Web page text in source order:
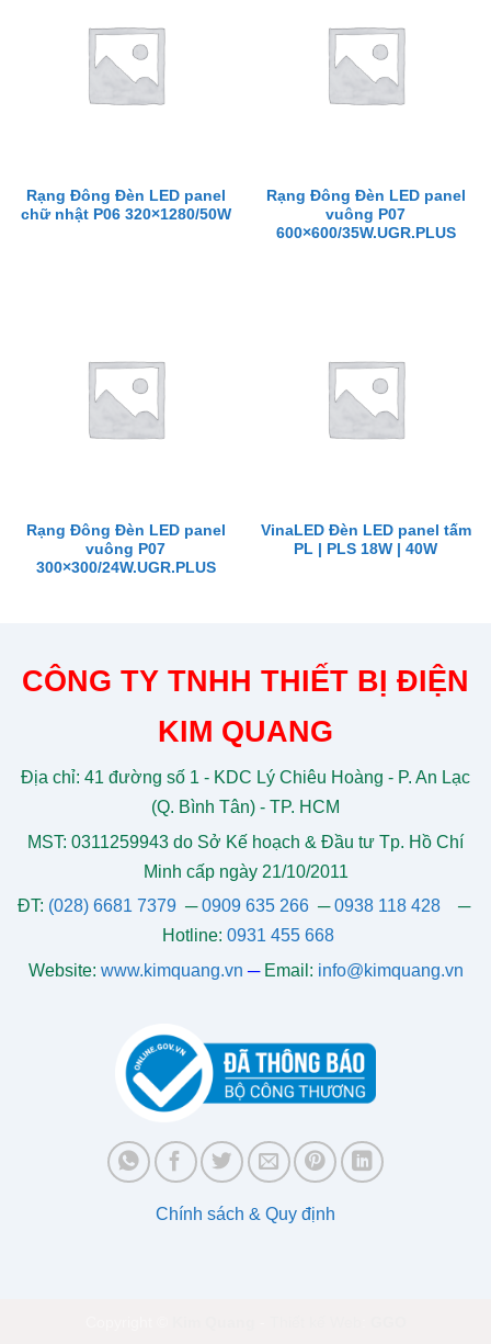
Rạng Đông Đèn LED panel
chữ nhật P06 320×1280/50W
Rạng Đông Đèn LED panel
vuông P07
600×600/35W.UGR.PLUS
Rạng Đông Đèn LED panel
vuông P07
300×300/24W.UGR.PLUS
VinaLED Đèn LED panel tấm
PL | PLS 18W | 40W
CÔNG TY TNHH THIẾT BỊ ĐIỆN
KIM QUANG
Địa chỉ: 41 đường số 1 - KDC Lý Chiêu Hoàng - P. An Lạc
(Q. Bình Tân) - TP. HCM
MST: 0311259943 do Sở Kế hoạch & Đầu tư Tp. Hồ Chí
Minh cấp ngày 21/10/2011
ĐT: (028) 6681 7379 ─0909 635 266─0938 118 428─
Hotline: 0931 455 668
Website: www.kimquang.vn ─ Email: info@kimquang.vn
Chính sách & Quy định